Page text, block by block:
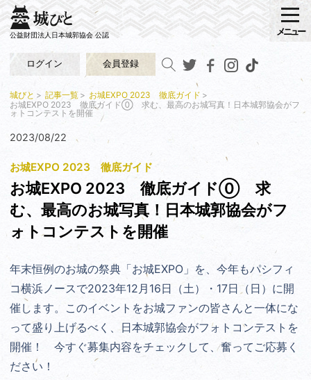
公益財団法人日本城郭協会 公認
ログイン 会員登録
メニュー
城びと 記事一覧
お城EXPO 2023 徹底ガイド
お城EXPO 2023 徹底ガイド⓪ 求む、最高のお城写真！日本城郭協会がフ
ォトコンテストを開催
2023/08/22
お城EXPO 2023 徹底ガイド
お城EXPO 2023 徹底ガイド⓪ 求
む、最高のお城写真！日本城郭協会がフ
ォトコンテストを開催
年末恒例のお城の祭典「お城EXPO」を、今年もパシフィ
コ横浜ノースで2023年12月16日（土）・17日（日）に開
催します。このイベントをお城ファンの皆さんと一体にな
って盛り上げるべく、日本城郭協会がフォトコンテストを
開催！ 今すぐ募集内容をチェックして、奮ってご応募く
ださい！